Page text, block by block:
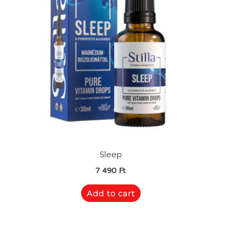
Sleep
7 490 Ft
Add to cart